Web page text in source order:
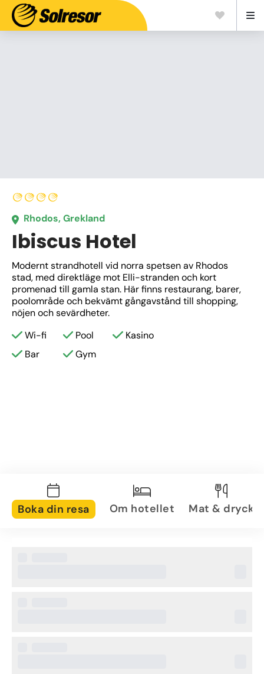
Rhodos, Grekland
Ibiscus Hotel
Modernt strandhotell vid norra spetsen av Rhodos
stad, med direktläge mot Elli-stranden och kort
promenad till gamla stan. Här finns restaurang, barer,
poolområde och bekvämt gångavstånd till shopping,
nöjen och sevärdheter.
Wi-fi
Pool
Kasino
Bar
Gym
Boka din resa Om hotellet Mat & dryck